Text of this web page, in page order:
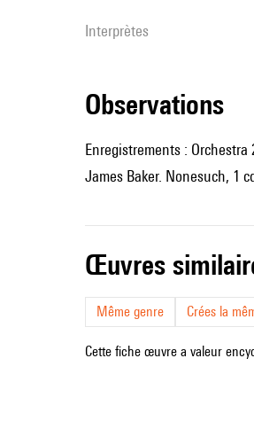
interprètes
observations
Enregistrements :
James Baker. Nonesuch, 1
œuvres
Même genre Crées la
Cette fiche œuvre a valeur